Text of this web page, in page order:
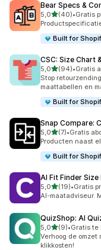
Bear Specs &
5,0van 5 sterren
(40)
40 recensies in
•Gratis
Built for
CSC: Size Chart
5,0van 5 sterren
(94)
94 recensies in
•Gratis
Stop
maattabellen en
Built for
Snap Compare:
5,0van 5 sterren
(7)
7 recensies in
•Gratis
Producten naast
Built for
AI Fit Finder
5,0van 5 sterren
(19)
19 recensies in
•Gratis
AI-maatadviseur.
QuizShop: AI
5,0van 5 sterren
(9)
9 recensies in
•Gratis te
Verhoog de
klikkosten!